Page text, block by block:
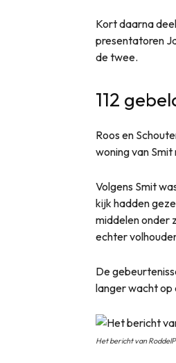
Kort daarna
presentatoren
de twee.
112
Roos en
woning van
Volgens Smit
kijk hadden
middelen onder
echter
De
langer wacht op
Het bericht van